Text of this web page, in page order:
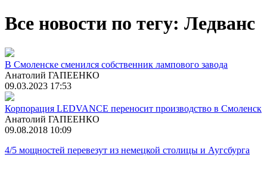
Все новости по тегу: Ледванс
В Смоленске сменился собственник лампового завода
Анатолий ГАПЕЕНКО
09.03.2023 17:53
Корпорация LEDVANCE переносит производство в Смоленск
Анатолий ГАПЕЕНКО
09.08.2018 10:09
4/5 мощностей перевезут из немецкой столицы и Аугсбурга